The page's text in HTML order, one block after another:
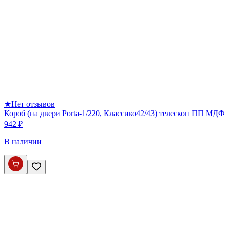
★Нет отзывов
Короб (на двери Porta-1/220, Классико42/43) телескоп ПП
942 ₽
В наличии